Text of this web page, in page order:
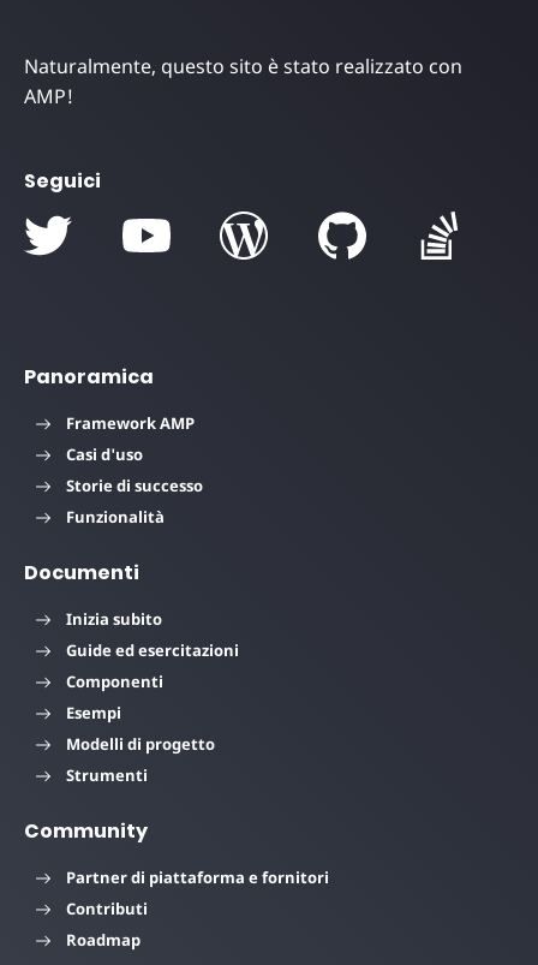
Naturalmente, questo sito è stato realizzato con
AMP!
Seguici
Panoramica
Framework AMP
Casi d'uso
Storie di successo
Funzionalità
Documenti
Inizia subito
Guide ed esercitazioni
Componenti
Esempi
Modelli di progetto
Strumenti
Community
Partner di piattaforma e fornitori
Contributi
Roadmap